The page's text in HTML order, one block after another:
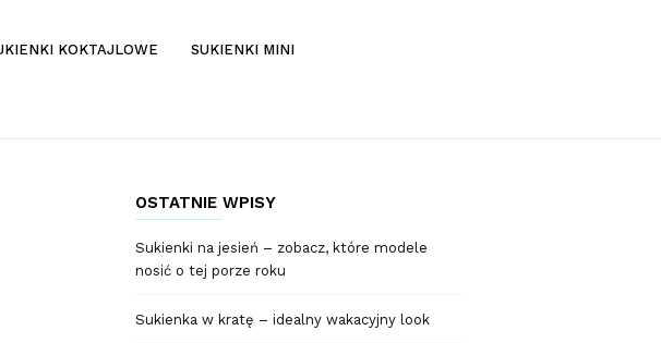
KOKTAJLOWE SUKIENKI MINI
OSTATNIE WPISY
Sukienki na jesień – zobacz, które modele
nosić o tej porze roku
Sukienka w kratę – idealny wakacyjny look